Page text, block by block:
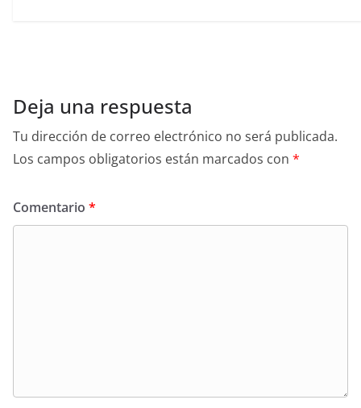
Deja una respuesta
Tu dirección de correo electrónico no será publicada.
Los campos obligatorios están marcados con *
Comentario *